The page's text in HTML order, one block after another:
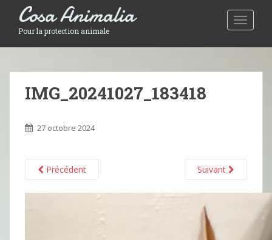
Toggle
Cosa Animalia
Pour la protection animale
IMG_20241027_183418
27 octobre 2024
Précédent Suivant